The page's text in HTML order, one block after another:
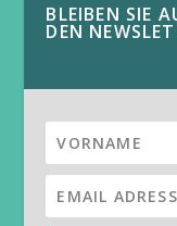
BLEIBEN SIE
DEN